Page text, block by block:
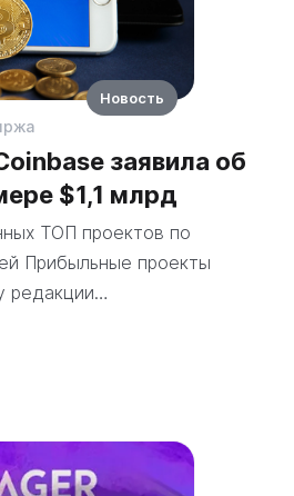
заявила об
$1,1 млрд
ТОП проектов по
Прибыльные проекты
редакции…
Новость